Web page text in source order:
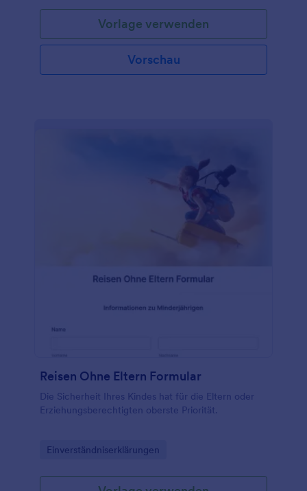
Vorlage verwenden
Vorschau
Reisen Ohne Eltern Formular
Die Sicherheit Ihres Kindes hat für die Eltern oder
Erziehungsberechtigten oberste Priorität.
Go to Category:
Einverständniserklärungen